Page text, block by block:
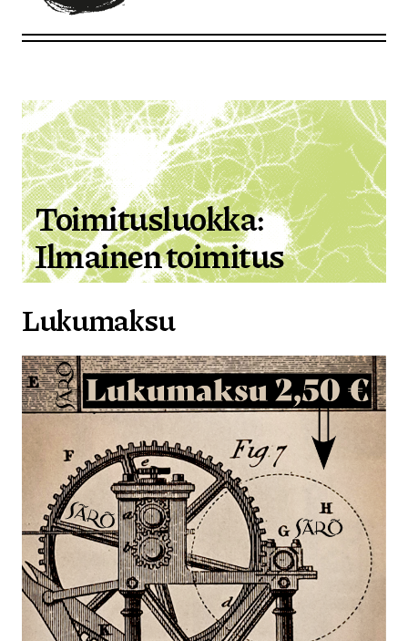
Toimitusluokka:
Ilmainen toimitus
Lukumaksu